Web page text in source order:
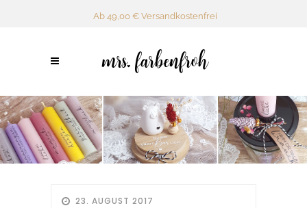
Ab 49,00 € Versandkostenfrei
23. AUGUST 2017